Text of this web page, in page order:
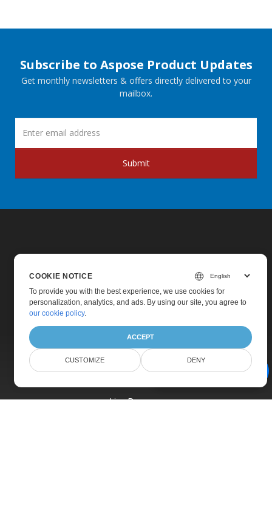
AI Document Assistant
Subscribe to Aspose Product Updates
Get monthly newsletters & offers directly delivered to your
mailbox.
Submit
Home
Products
Pricing
Live Demos
COOKIE NOTICE
To provide you with the best experience, we use cookies for
personalization, analytics, and ads. By using our site, you agree to
our cookie policy.
ACCEPT
CUSTOMIZE DENY